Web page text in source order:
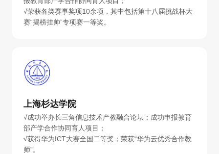
√荣获各类赛事奖项10余项，其中包括第十八届挑战杯大
赛“揭榜挂帅”专项赛一等奖。
上海杉达学院
√成功举办长三角信息技术产教融合论坛；成功申报教育
部产学合作协同育人项目；
√获得华为ICT大赛全国二等奖；荣获“华为云优秀合作教
师”。